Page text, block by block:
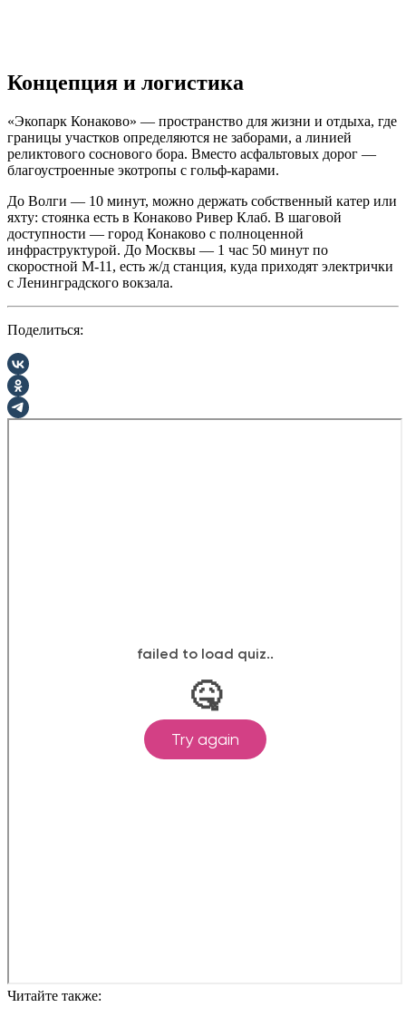
Концепция и логистика
«Экопарк Конаково» — пространство для жизни и отдыха, где
границы участков определяются не заборами, а линией
реликтового соснового бора. Вместо асфальтовых дорог —
благоустроенные экотропы с гольф-карами.
До Волги — 10 минут, можно держать собственный катер или
яхту: стоянка есть в Конаково Ривер Клаб. В шаговой
доступности — город Конаково с полноценной
инфраструктурой. До Москвы — 1 час 50 минут по
скоростной М-11, есть ж/д станция, куда приходят электрички
с Ленинградского вокзала.
Поделиться:
Читайте также: